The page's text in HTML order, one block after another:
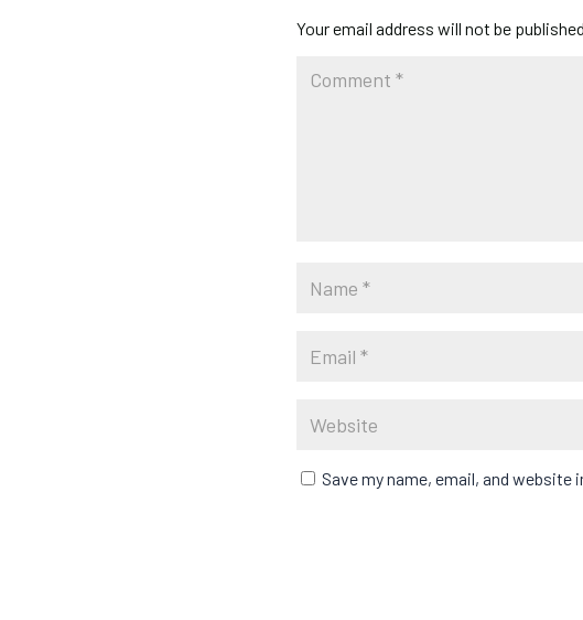
Your email address will not be
Save my name, email, and